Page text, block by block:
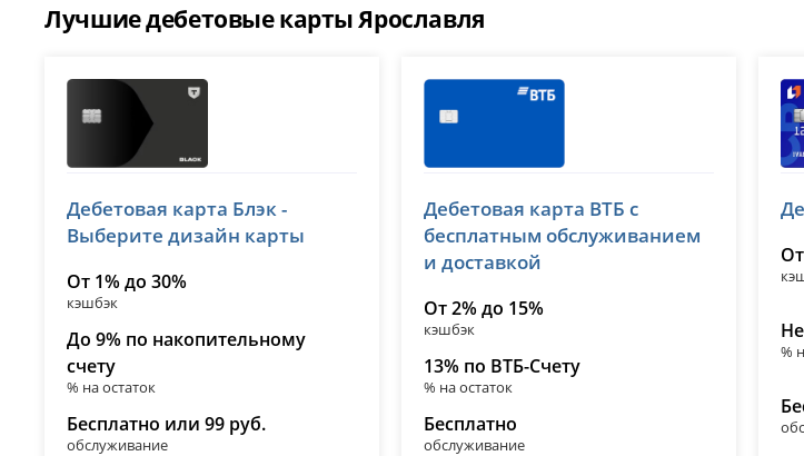
Лучшие дебетовые карты Ярославля
лицензия № 2673
Дебетовая карта Блэк -
Выберите дизайн карты
От 1% до 30%
кэшбэк
До 9% по накопительному
счету
% на остаток
Бесплатно или 99 руб.
обслуживание
лицензия № 1000
Дебетовая карта ВТБ с
бесплатным обслуживанием
и доставкой
От 2% до 15%
кэшбэк
13% по ВТБ-Счету
% на остаток
Бесплатно
обслуживание
%